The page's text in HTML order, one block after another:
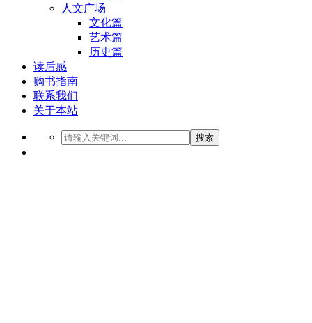
人文广场
文化篇
艺术篇
历史篇
读后感
购书指南
联系我们
关于本站
搜索